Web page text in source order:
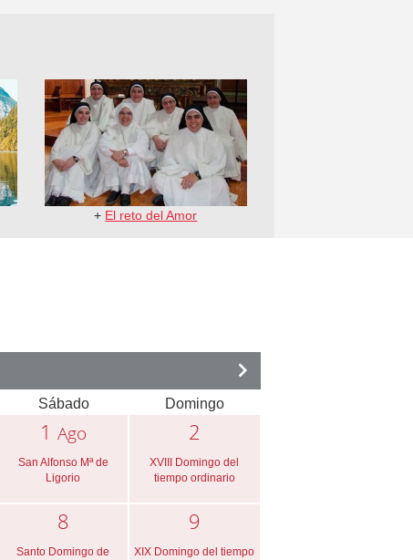
+ El reto del Amor
Sábado Domingo
1 Ago
San Alfonso Mª de
Ligorio
2
XVIII Domingo del
tiempo ordinario
8
Santo Domingo de
9
XIX Domingo del tiempo